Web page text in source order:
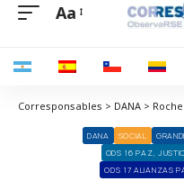
Aa
DANA SOCIAL
ODS 16 PAZ,
ODS 17 ALIANZAS